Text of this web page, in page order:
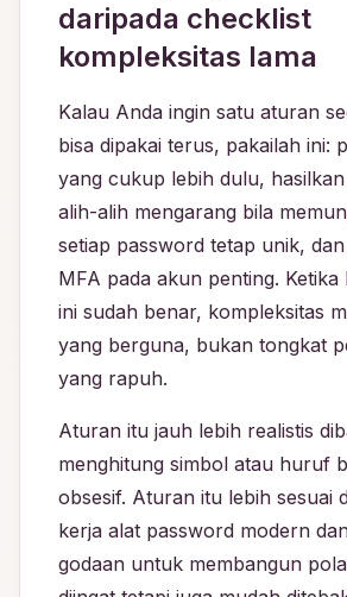
daripada checklist
kompleksitas lama
Kalau Anda ingin satu aturan
bisa dipakai terus, pakailah ini:
yang cukup lebih dulu,
alih-alih mengarang bila
setiap password tetap unik,
MFA pada akun penting. Ketika
ini sudah benar, kompleksitas
yang berguna, bukan tongkat
yang rapuh.
Aturan itu jauh lebih realistis
menghitung simbol atau huruf
obsesif. Aturan itu lebih sesuai
kerja alat password modern
godaan untuk membangun